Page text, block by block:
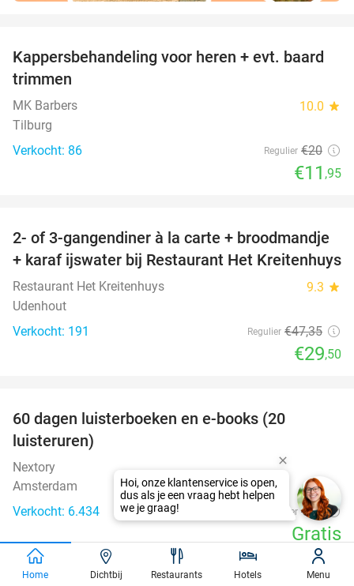
40%
Kappersbehandeling voor heren + evt. baard
trimmen
MK Barbers 10.0 star
Tilburg
Verkocht: 86
Regulier €20
€11 ,95
38%
2- of 3-gangendiner à la carte + broodmandje
+ karaf ijswater bij Restaurant Het Kreitenhuys
Restaurant Het Kreitenhuys 9.3 star
Udenhout
Verkocht: 191
Regulier €47,35
€29,50
60 dagen luisterboeken en e-books (20
luisteruren)
Nextory
Amsterdam
Verkocht: 6.434
Regulier €24
Gratis
favorite_border
Home Dichtbij Restaurants Hotels Menu